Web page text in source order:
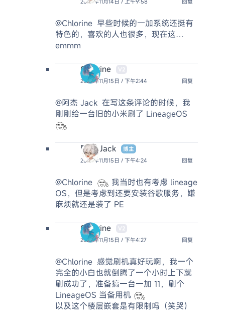
@Chlorine 早些时候的一加系统还挺有
特色的，喜欢的人也很多，现在这…
emmm
Chlorine
V2
2024年11月15日 / 下午2:44
回复
@阿杰 Jack 在写这条评论的时候，我
刚刚给一台旧的小米刷了 LineageOS
阿杰 Jack
博主
2024年11月15日 / 下午4:24
回复
@Chlorine
我当时也有考虑 lineage
OS，但是考虑到还要安装谷歌服务，嫌
麻烦就还是装了 PE
Chlorine
V2
2024年11月15日 / 下午4:27
回复
@Chlorine 感觉刷机真好玩啊，我一个
完全的小白也就倒腾了一个小时上下就
刷成功了，准备搞一台一加 11，刷个
LineageOS 当备用机
以及这个楼层嵌套是有限制吗（笑哭）